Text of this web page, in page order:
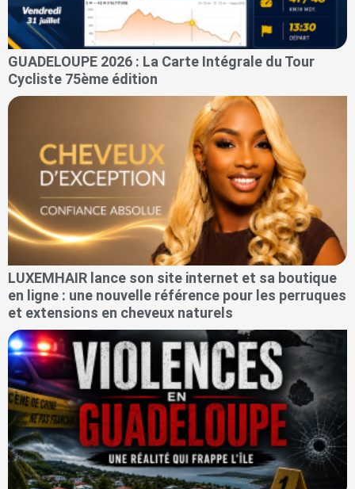
GUADELOUPE 2026 : La Carte Intégrale du Tour
Cycliste 75ème édition
LUXEMHAIR lance son site internet et sa boutique
en ligne : une nouvelle référence pour les perruques
et extensions en cheveux naturels